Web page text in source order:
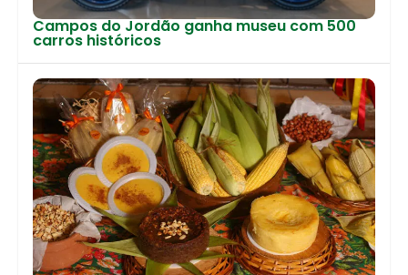
Campos do Jordão ganha museu com 500
carros históricos